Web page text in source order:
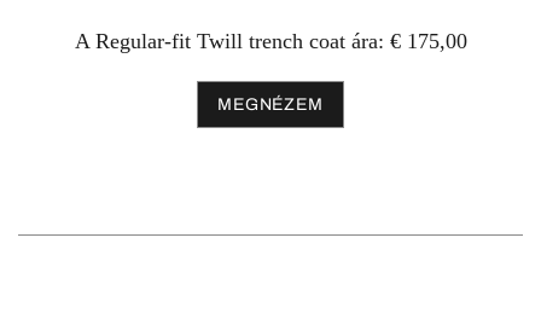
A Regular-fit Twill trench coat ára: € 175,00
MEGNÉZEM